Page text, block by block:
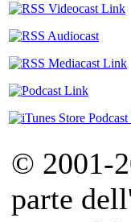
© 2001-
parte